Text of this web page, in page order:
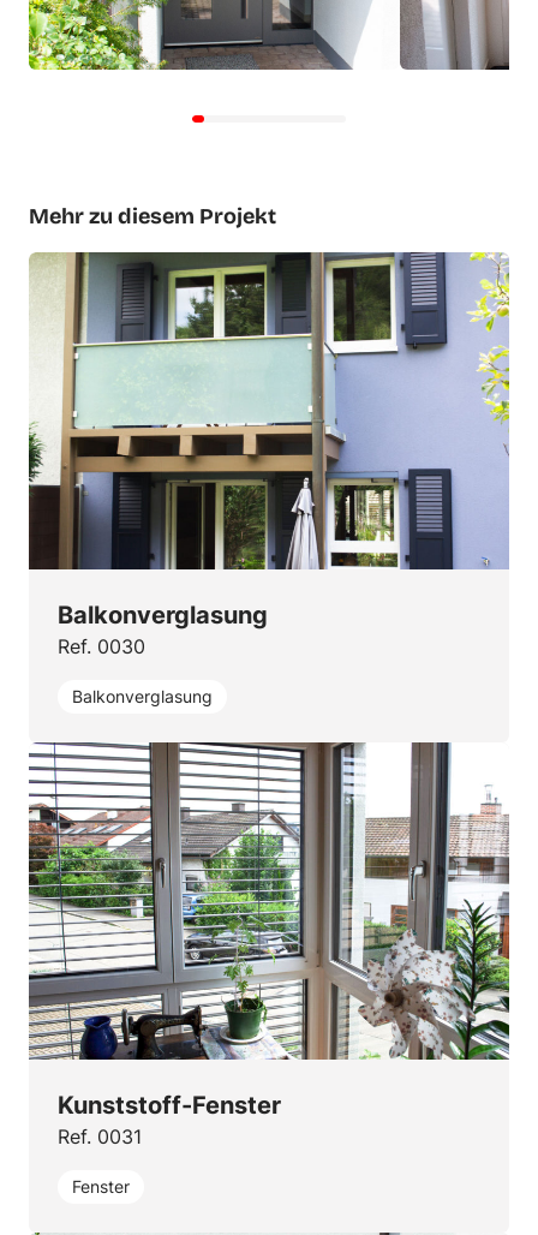
Mehr zu diesem Projekt
Balkonverglasung
Ref. 0030
Balkonverglasung
Kunststoff-Fenster
Ref. 0031
Fenster